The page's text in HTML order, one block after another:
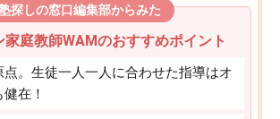
探しの窓口編集部からみた
家庭教師WAMのおすすめポイント
。生徒一人一人に合わせた指導はオ
在！